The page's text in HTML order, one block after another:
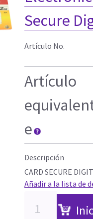
Secure
Artículo No.
Artículo
e
Descripción
CARD SECURE
Añadir a la lista de